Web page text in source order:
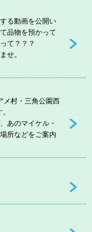
る動画を公開い
品物を預かって
て？？？
せ。
メ村・三角公園西
あのマイケル・
所などをご案内